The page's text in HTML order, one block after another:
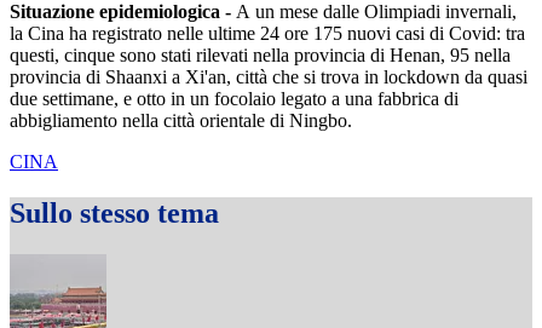
Situazione epidemiologica - A un mese dalle Olimpiadi invernali,
la Cina ha registrato nelle ultime 24 ore 175 nuovi casi di Covid: tra
questi, cinque sono stati rilevati nella provincia di Henan, 95 nella
provincia di Shaanxi a Xi'an, città che si trova in lockdown da quasi
due settimane, e otto in un focolaio legato a una fabbrica di
abbigliamento nella città orientale di Ningbo.
CINA
Sullo stesso tema